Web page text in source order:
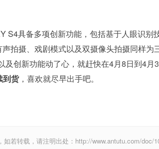
S4具备多项创新功能，包括基于人眼识别
声拍摄、戏剧模式以及双摄像头拍摄同样
及创新功能动了心，就赶快在4月8日到4月
到货，喜欢就尽早出手吧。
如若转载，请注明出处：http://www.antutu.com/doc/